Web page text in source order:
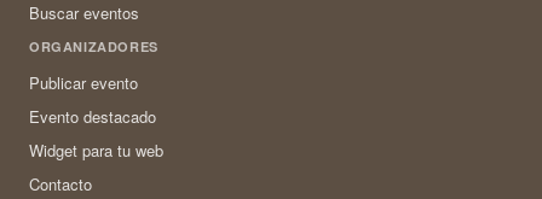
Buscar eventos
ORGANIZADORES
Publicar evento
Evento destacado
Widget para tu web
Contacto